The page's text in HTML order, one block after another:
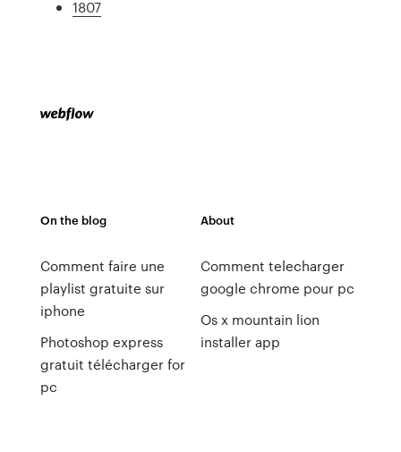
1807
On the blog
Comment faire une
playlist gratuite sur
iphone
Photoshop express
gratuit télécharger for
pc
About
Comment telecharger
google chrome pour pc
Os x mountain lion
installer app